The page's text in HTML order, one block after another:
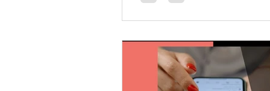
se déplacent chez leurs
mode “zone de service”.